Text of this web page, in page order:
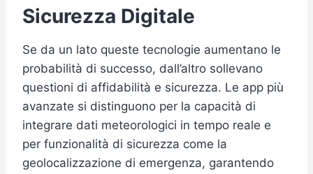
Sicurezza Digitale
Se da un lato queste tecnologie aumentano le
probabilità di successo, dall’altro sollevano
questioni di affidabilità e sicurezza. Le app più
avanzate si distinguono per la capacità di
integrare dati meteorologici in tempo reale e
per funzionalità di sicurezza come la
geolocalizzazione di emergenza, garantendo